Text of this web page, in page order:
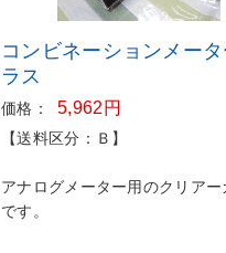
コンビネーションメー
ラス
価格： 5,962円
【送料区分：Ｂ】
アナログメーター用のクリアー
です。